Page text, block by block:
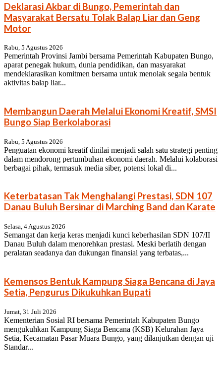
Deklarasi Akbar di Bungo, Pemerintah dan
Masyarakat Bersatu Tolak Balap Liar dan Geng
Motor
Rabu, 5 Agustus 2026
Pemerintah Provinsi Jambi bersama Pemerintah Kabupaten Bungo,
aparat penegak hukum, dunia pendidikan, dan masyarakat
mendeklarasikan komitmen bersama untuk menolak segala bentuk
aktivitas balap liar...
Membangun Daerah Melalui Ekonomi Kreatif, SMSI
Bungo Siap Berkolaborasi
Rabu, 5 Agustus 2026
Penguatan ekonomi kreatif dinilai menjadi salah satu strategi penting
dalam mendorong pertumbuhan ekonomi daerah. Melalui kolaborasi
berbagai pihak, termasuk media siber, potensi lokal di...
Keterbatasan Tak Menghalangi Prestasi, SDN 107
Danau Buluh Bersinar di Marching Band dan Karate
Selasa, 4 Agustus 2026
Semangat dan kerja keras menjadi kunci keberhasilan SDN 107/II
Danau Buluh dalam menorehkan prestasi. Meski berlatih dengan
peralatan seadanya dan dukungan finansial yang terbatas,...
Kemensos Bentuk Kampung Siaga Bencana di Jaya
Setia, Pengurus Dikukuhkan Bupati
Jumat, 31 Juli 2026
Kementerian Sosial RI bersama Pemerintah Kabupaten Bungo
mengukuhkan Kampung Siaga Bencana (KSB) Kelurahan Jaya
Setia, Kecamatan Pasar Muara Bungo, yang dilanjutkan dengan uji
Standar...